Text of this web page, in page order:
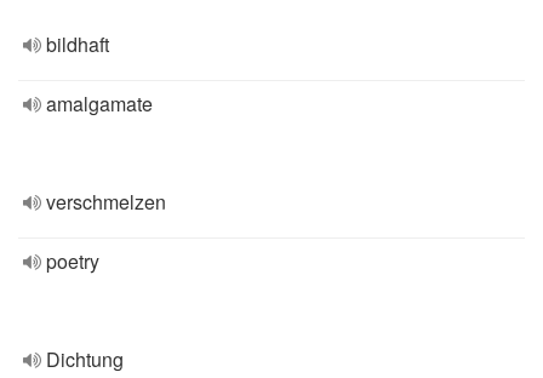
bildhaft
amalgamate
verschmelzen
poetry
Dichtung